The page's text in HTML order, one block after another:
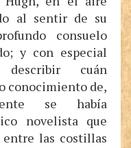
al sentir de su
consuelo
y con especial
cuán
conocimiento de,
se había
novelista que
entre las costillas